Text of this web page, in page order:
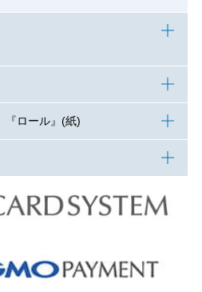
『ロール』(紙)